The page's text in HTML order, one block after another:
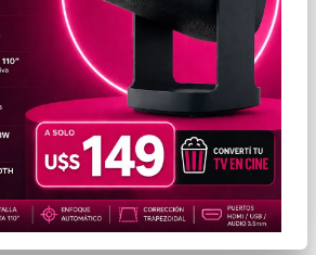
con fines ilustrativos.